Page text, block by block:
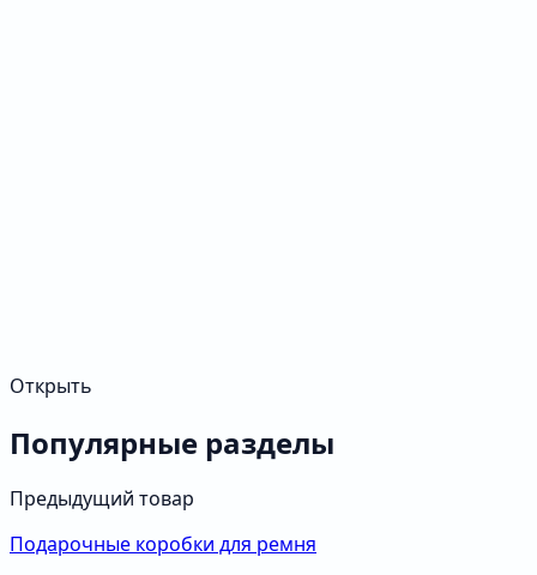
Открыть
Популярные разделы
Предыдущий товар
Подарочные коробки для ремня